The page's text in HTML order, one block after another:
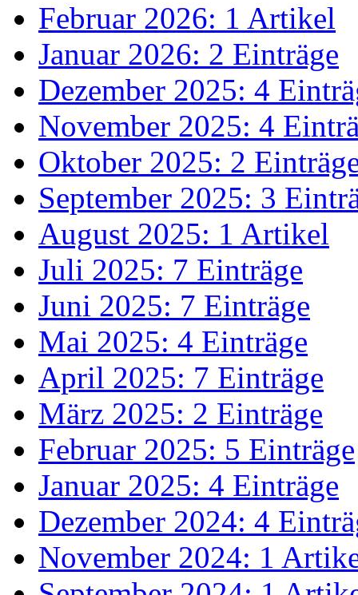
Februar 2026: 1 Artikel
Januar 2026: 2 Einträge
Dezember 2025: 4
November 2025: 4
Oktober 2025: 2
September 2025: 3
August 2025: 1 Artikel
Juli 2025: 7 Einträge
Juni 2025: 7 Einträge
Mai 2025: 4 Einträge
April 2025: 7 Einträge
März 2025: 2 Einträge
Februar 2025: 5 Einträge
Januar 2025: 4 Einträge
Dezember 2024: 4
November 2024: 1